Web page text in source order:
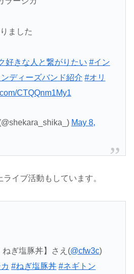
ました
好きな人と繋がりたい #イン
ディーズバンド紹介 #オリ
CTQQnm1My1
May 8,
イブ活動もしています。
ねぎ塩豚丼】さえ(@cfw3c)
#ねぎ塩豚丼 #ネギトン